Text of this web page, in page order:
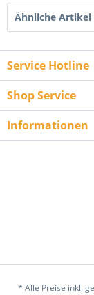
Ähnliche Artikel
Service Hotline
Shop Service
Informationen
* Alle Preise inkl.